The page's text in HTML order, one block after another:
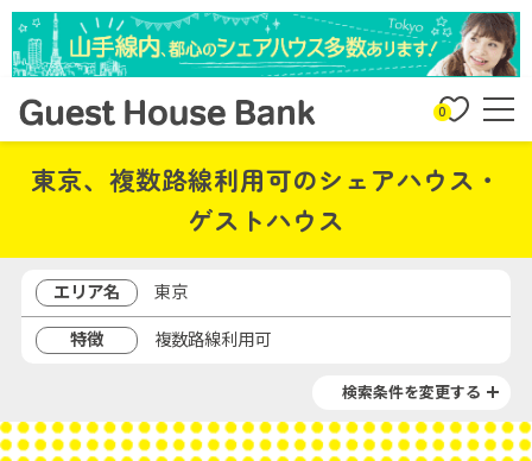
0
東京、複数路線利用可のシェアハウス・
ゲストハウス
エリア名
東京
特徴
複数路線利用可
検索条件を変更する